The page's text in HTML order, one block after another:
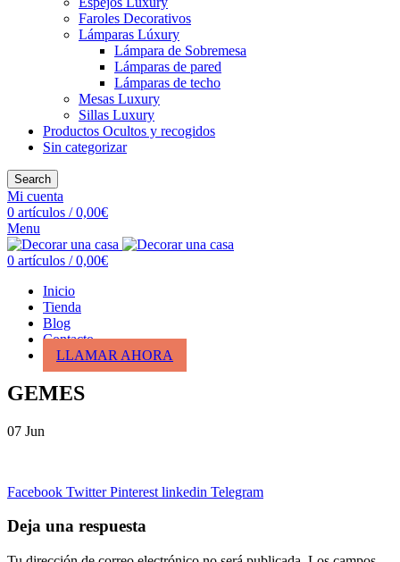
Faroles Decorativos
Lámparas Lúxury
Lámpara de Sobremesa
Lámparas de pared
Lámparas de techo
Mesas Luxury
Sillas Luxury
Productos Ocultos y recogidos
Sin categorizar
Search
Mi cuenta
0 artículos / 0,00€
Menu
0 artículos / 0,00€
Inicio
Tienda
Blog
Contacto
LLAMAR AHORA
GEMES
07 Jun
Facebook Twitter Pinterest linkedin Telegram
Deja una respuesta